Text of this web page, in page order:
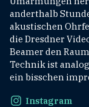
anderthalb
akustischen
die Dresdner
Beamer den
Technik ist
ein bisschen
Instagram